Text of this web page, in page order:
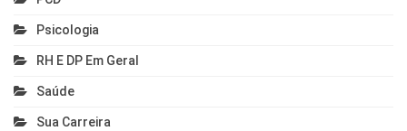
Psicologia
RH E DP Em Geral
Saúde
Sua Carreira